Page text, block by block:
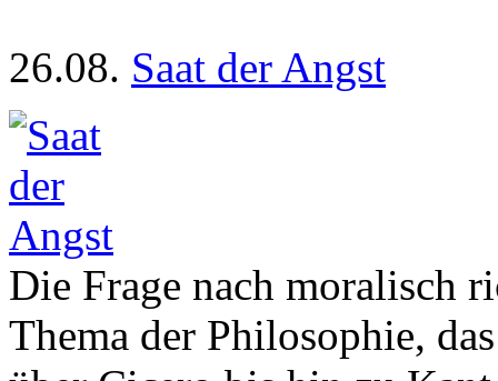
26.08. Saat der Angst
Die Frage nach moralisch
Thema der Philosophie,